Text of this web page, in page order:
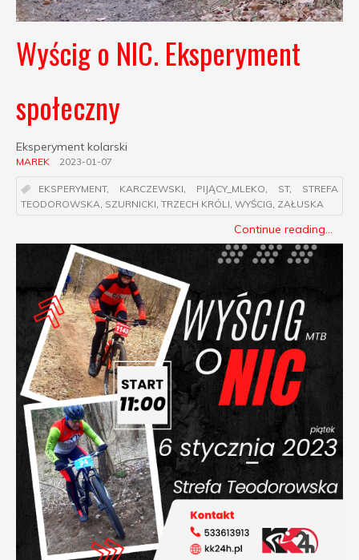
Wyścig o NIC. Eksperyment
społeczny
Eksperyment kolarski
MAREK 2023-01-07
EKSPERYMENT, KARCZEWSKI, PIJĄCY_MLEKO, ST, STREFA
TEODOROWSKA, SZURNICKI, TRZECH KRÓLI, WYŚCIG, ZAŁUSKA
Continue reading...